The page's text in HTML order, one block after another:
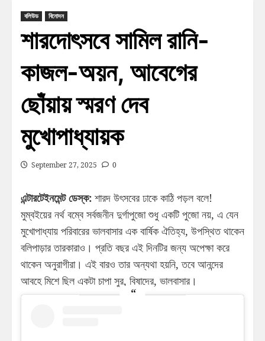
বলিউড বিনোদন
শারদোৎসবে সামিল রানি-
কাজল-অয়ন, আবেগের
ছোঁয়ায় স্মরণ দেব
মুখোপাধ্যায়ক
September 27, 2025 0
এন্টারটেইনমেন্ট ডেস্ক: শারদ উৎসবের ঢাকে কাঠি পড়ল বলে!
মুম্বইয়ের নর্থ বম্বে সর্বজনীন দুর্গাপুজো শুধু একটি পুজো নয়, এ যেন
মুখোপাধ্যায় পরিবারের ভালবাসার এক বার্ষিক ঐতিহ্য, উপস্থিত থাকেন
বলিপাড়ার তারকারাও। প্রতি বছর এই দিনটির জন্য অপেক্ষা করে
থাকেন অনুরাগীরা। এই বারও তার অন্যথা হয়নি, তবে আনন্দের
আবহে মিশে ছিল একটা চাপা সুর, বিষাদের, ভালবাসার।